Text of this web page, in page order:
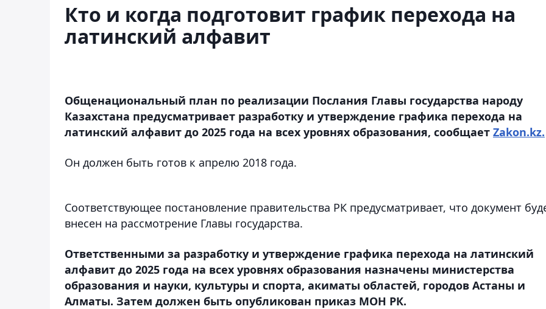
Кто и когда подготовит график перехода на
латинский алфавит
Общенациональный план по реализации Послания Главы государства народу
Казахстана предусматривает разработку и утверждение графика перехода на
латинский алфавит до 2025 года на всех уровнях образования, сообщает Zakon.kz.
Он должен быть готов к апрелю 2018 года.
Соответствующее постановление правительства РК предусматривает, что документ
внесен на рассмотрение Главы государства.
Ответственными за разработку и утверждение графика перехода на латинский
алфавит до 2025 года на всех уровнях образования назначены министерства
образования и науки, культуры и спорта, акиматы областей, городов Астаны и
Алматы. Затем должен быть опубликован приказ МОН РК.